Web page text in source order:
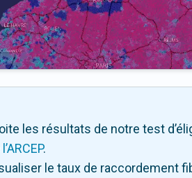
les résultats de notre test
l’ARCEP.
le taux de raccordement